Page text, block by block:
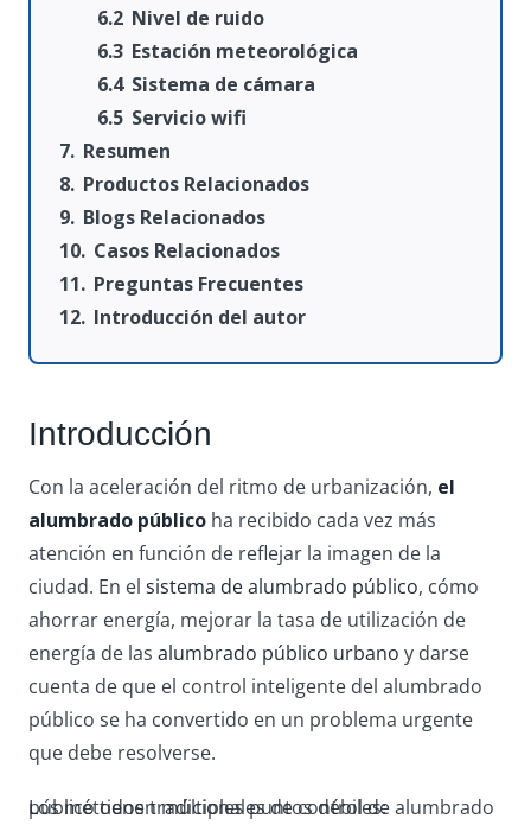
Nivel de ruido
Estación meteorológica
Sistema de cámara
Servicio wifi
Resumen
Productos Relacionados
Blogs Relacionados
Casos Relacionados
Preguntas Frecuentes
Introducción del autor
Introducción
Con la aceleración del ritmo de urbanización, el
alumbrado público ha recibido cada vez más
atención en función de reflejar la imagen de la
ciudad. En el sistema de alumbrado público, cómo
ahorrar energía, mejorar la tasa de utilización de
energía de las alumbrado público urbano y darse
cuenta de que el control inteligente del alumbrado
público se ha convertido en un problema urgente
que debe resolverse.
Los métodos tradicionales de control de alumbrado público tienen múltiples puntos débiles: